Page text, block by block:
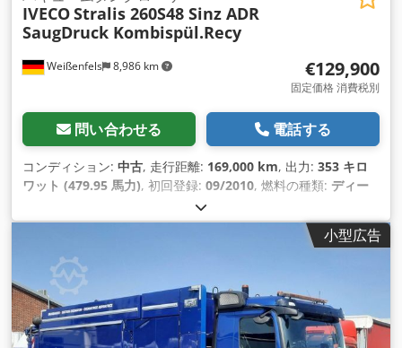
Weißenfels 8,986 km
IVECOStralis 260S48 Sinz ADR
SaugDruck Kombispül.Recy
€129,900
固定価格 消費税別
問い合わせる 電話する
コンディション: 中古, 走行距離: 169,000 km, 出力: 353 キロ
ワット (479.95 馬力), 初回登録: 09/2010, 燃料の種類: ディー
32,000 kg（キログラム）
グレー, 変速方式:オートマチック, 排出クラス:ユーロ5, 装備:
ABS（アンチロック・ブレーキ・システム）, すすフィルター,
エアコン,
小型広告